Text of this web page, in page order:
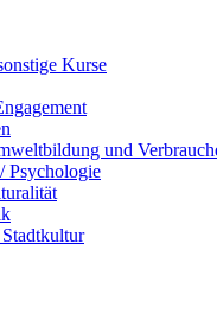
Kurse
und
Psychologie